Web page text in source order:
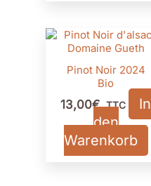
Pinot Noir 2024
Bio
13,00€ TTC
In
den
Warenkorb